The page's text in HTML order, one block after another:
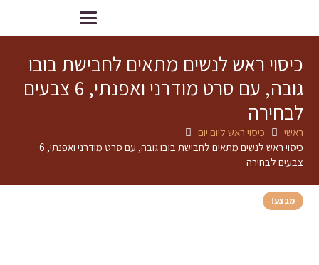
כיסוי ראש לנשים מתאים לחבישת בובו
גובה, עם סרט מודרני ואפנתי, 6 צבעים
לבחירה
ראשי
כיסוי ראש ליום יום
כיסוי ראש לנשים מתאים לחבישת בובו גובה, עם סרט מודרני ואפנתי, 6
צבעים לבחירה
מבצע!